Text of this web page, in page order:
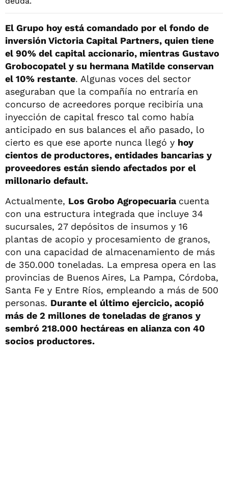
El Grupo hoy está comandado por el fondo de
inversión Victoria Capital Partners, quien tiene
el 90% del capital accionario, mientras Gustavo
Grobocopatel y su hermana Matilde conservan
el 10% restante. Algunas voces del sector
aseguraban que la compañía no entraría en
concurso de acreedores porque recibiría una
inyección de capital fresco tal como había
anticipado en sus balances el año pasado, lo
cierto es que ese aporte nunca llegó y hoy
cientos de productores, entidades bancarias y
proveedores están siendo afectados por el
millonario default.
Actualmente, Los Grobo Agropecuaria cuenta
con una estructura integrada que incluye 34
sucursales, 27 depósitos de insumos y 16
plantas de acopio y procesamiento de granos,
con una capacidad de almacenamiento de más
de 350.000 toneladas. La empresa opera en las
provincias de Buenos Aires, La Pampa, Córdoba,
Santa Fe y Entre Ríos, empleando a más de 500
personas. Durante el último ejercicio, acopió
más de 2 millones de toneladas de granos y
sembró 218.000 hectáreas en alianza con 40
socios productores.